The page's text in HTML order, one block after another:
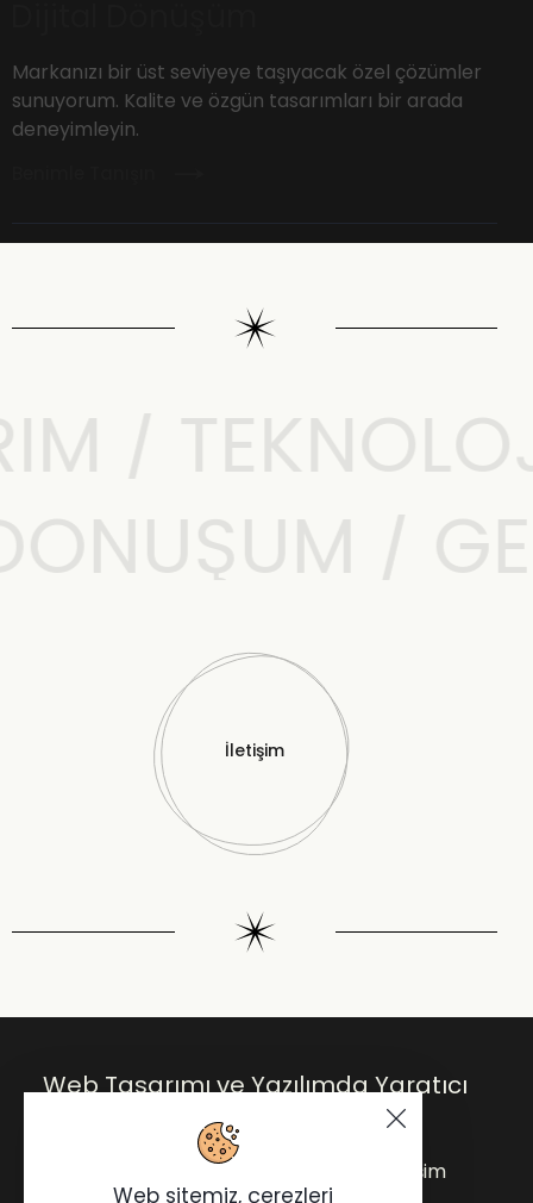
Markanızı bir üst seviyeye taşıyacak özel çözümler
sunuyorum. Kalite ve özgün tasarımları bir arada
deneyimleyin.
İletişim
Web Tasarımı ve Yazılımda Yaratıcı
Çözümler.
Blog İletişim
Web sitemiz, çerezleri